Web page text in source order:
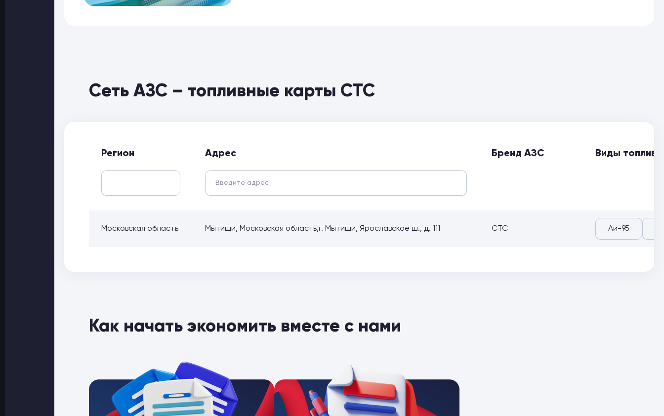
Сеть АЗС – топливные карты СТС
Регион Адрес Бренд АЗС Виды топлива
Московская область Мытищи, Московская область,г. Мытищи, Ярославское ш., д. 111 СТС Аи-95
Как начать экономить вместе с нами